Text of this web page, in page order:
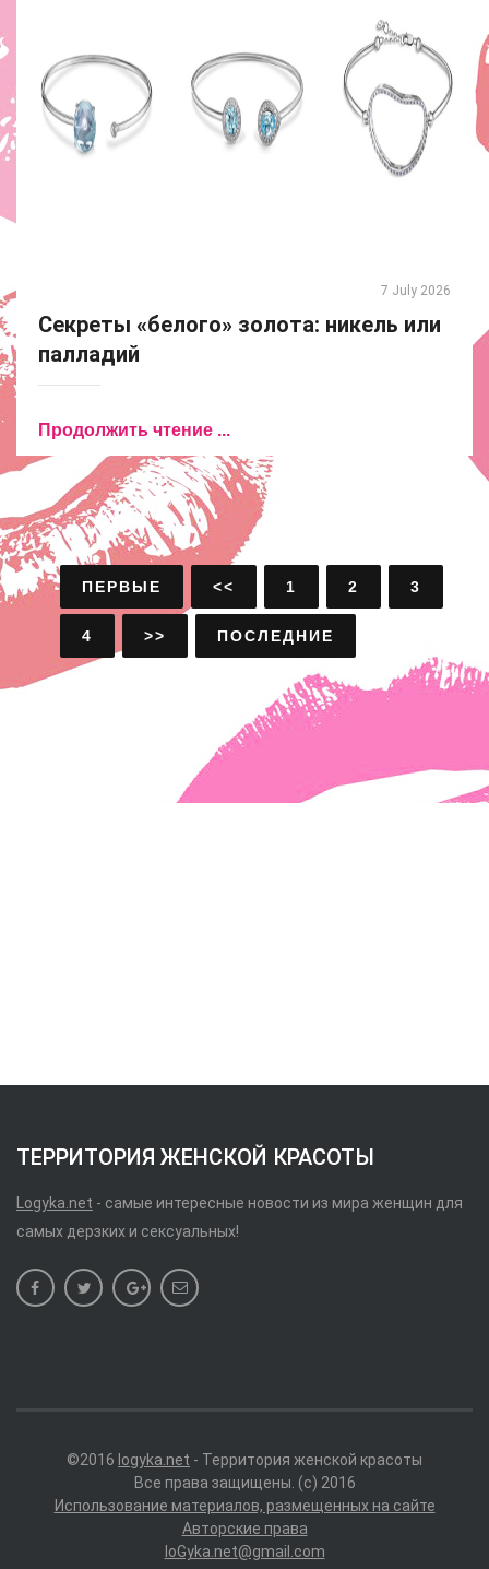
7 July 2026
Секреты «белого» золота: никель или
палладий
Продолжить чтение ...
ПЕРВЫЕ << 1 2 3
4 >> ПОСЛЕДНИЕ
ТЕРРИТОРИЯ ЖЕНСКОЙ КРАСОТЫ
Logyka.net - самые интересные новости из мира женщин для
самых дерзких и сексуальных!
©2016 logyka.net - Территория женской красоты
Все права защищены. (c) 2016
Использование материалов, размещенных на сайте
Авторские права
loGyka.net@gmail.com